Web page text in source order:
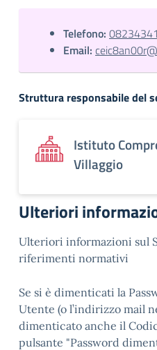
Telefono:
Email:
Struttura responsabile del
Istituto
Villaggio
Ulteriori
Ulteriori informazioni sul
riferimenti normativi
Se si è dimenticati la
Utente (o l’indirizzo mail
dimenticato anche il
pulsante "Password